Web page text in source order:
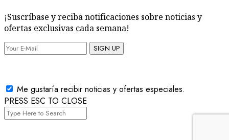
¡Suscríbase y reciba notificaciones sobre noticias y
ofertas exclusivas cada semana!
SIGN UP
Me gustaría recibir noticias y ofertas especiales.
PRESS ESC TO CLOSE